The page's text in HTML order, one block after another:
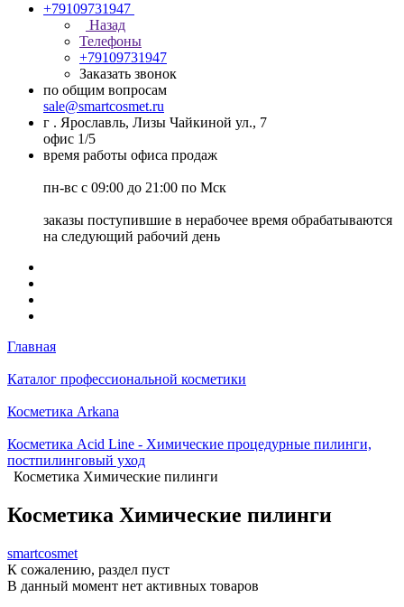
+79109731947
Назад
Телефоны
+79109731947
Заказать звонок
по общим вопросам
sale@smartcosmet.ru
г . Ярославль, Лизы Чайкиной ул., 7
офис 1/5
время работы офиса продаж
пн-вс с 09:00 до 21:00 по Мск
заказы поступившие в нерабочее время обрабатываются
на следующий рабочий день
Главная
Каталог профессиональной косметики
Косметика Arkana
Косметика Acid Line - Химические процедурные пилинги,
постпилинговый уход
Косметика Химические пилинги
Косметика Химические пилинги
smartcosmet
К сожалению, раздел пуст
В данный момент нет активных товаров